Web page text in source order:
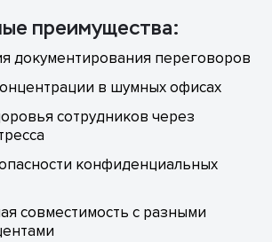
преимущества:
документирования переговоров
в шумных офисах
сотрудников через
конфиденциальных
совместимость с разными